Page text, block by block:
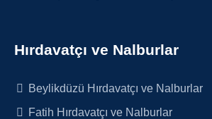
Hırdavatçı ve Nalburlar
Beylikdüzü Hırdavatçı ve Nalburlar
Fatih Hırdavatçı ve Nalburlar